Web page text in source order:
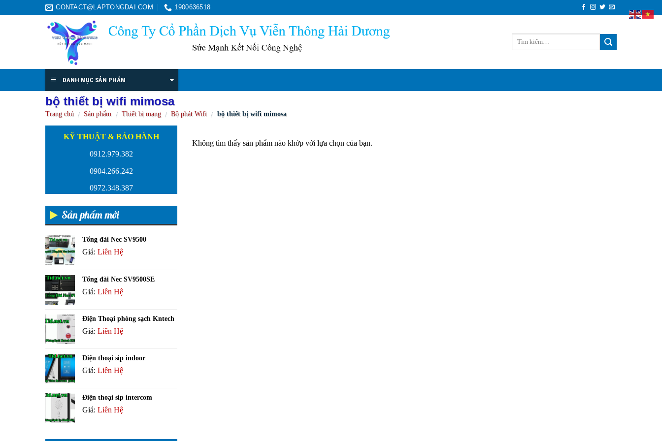
CONTACT@LAPTONGDAI.COM 1900636518
DANH MỤC SẢN PHẨM
bộ thiết bị wifi mimosa
Trang chủ / Sản phẩm / Thiết bị mạng / Bộ phát Wifi / bộ thiết bị wifi mimosa
KỸ THUẬT & BẢO HÀNH
0912.979.382
0904.266.242
0972.348.387
Sản phẩm mới
Tổng đài Nec SV9500
Giá: Liên Hệ
Tổng đài Nec SV9500SE
Giá: Liên Hệ
Điện Thoại phòng sạch Kntech
Giá: Liên Hệ
Điện thoại sip indoor
Giá: Liên Hệ
Điện thoại sip intercom
Giá: Liên Hệ
Không tìm thấy sản phẩm nào khớp với lựa chọn của bạn.